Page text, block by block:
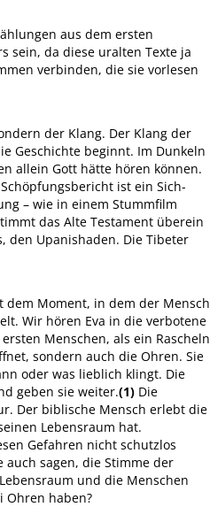
aus dem ersten
sein, da diese uralten Texte ja
verbinden, die sie vorlesen
der Klang. Der Klang der
Geschichte beginnt. Im Dunkeln
allein Gott hätte hören können.
ist ein Sich-
– wie in einem Stummfilm
das Alte Testament überein
den Upanishaden. Die Tibeter
dem Moment, in dem der Mensch
Wir hören Eva in die verbotene
Menschen, als ein Rascheln
sondern auch die Ohren. Sie
oder was lieblich klingt. Die
geben sie weiter.(1) Die
Der biblische Mensch erlebt die
Lebensraum hat.
Gefahren nicht schutzlos
sagen, die Stimme der
und die Menschen
Ohren haben?